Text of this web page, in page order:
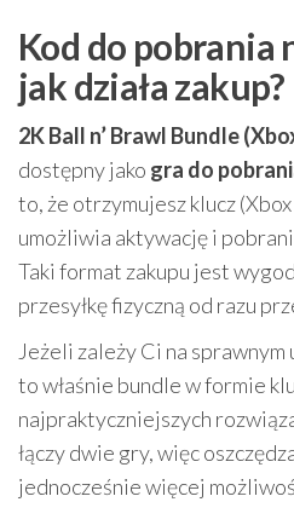
Kod do pobrania
jak działa zakup?
2K Ball n’ Brawl Bundle
dostępny jako gra do
to, że otrzymujesz klucz
umożliwia aktywację i
Taki format zakupu jest
przesyłkę fizyczną od razu
Jeżeli zależy Ci na
to właśnie bundle w formie
najpraktyczniejszych
łączy dwie gry, więc
jednocześnie więcej